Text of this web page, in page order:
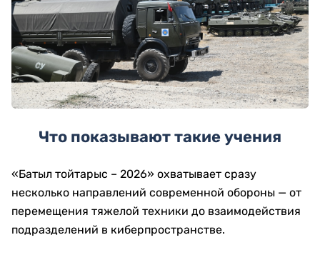
Что показывают такие учения
«Батыл тойтарыс – 2026» охватывает сразу
несколько направлений современной обороны — от
перемещения тяжелой техники до взаимодействия
подразделений в киберпространстве.